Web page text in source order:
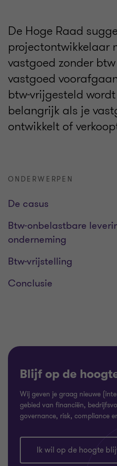
De Hoge Raad
projectontwikkelaar
vastgoed zonder
vastgoed
btw-vrijgesteld
belangrijk als je
ontwikkelt of
ONDERWERPEN
De casus
Btw-onbelastbare
onderneming
Btw-vrijstelling
Conclusie
Blijf op de
Wij geven je graag nieuwe
gebied van financiën,
governance, risk, compliance
Ik wil op de hoogte